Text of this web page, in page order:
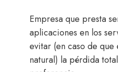
Empresa que presta
aplicaciones en los
evitar (en caso de
natural) la pérdida